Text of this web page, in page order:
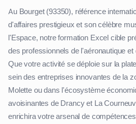
Au Bourget (93350), référence
d'affaires prestigieux et son célèbre
l'Espace, notre formation Excel cible
des professionnels de l'aéronautique
Que votre activité se déploie sur la
sein des entreprises innovantes de la
Molette ou dans l'écosystème
avoisinantes de Drancy et La
enrichira votre arsenal de